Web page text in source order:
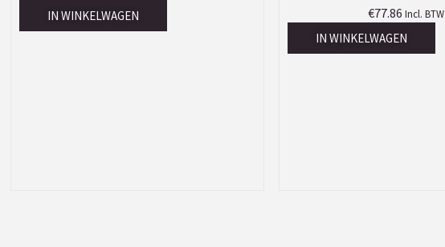
IN WINKELWAGEN €77.86 Incl. BTW
IN WINKELWAGEN